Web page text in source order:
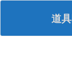
S
p
道